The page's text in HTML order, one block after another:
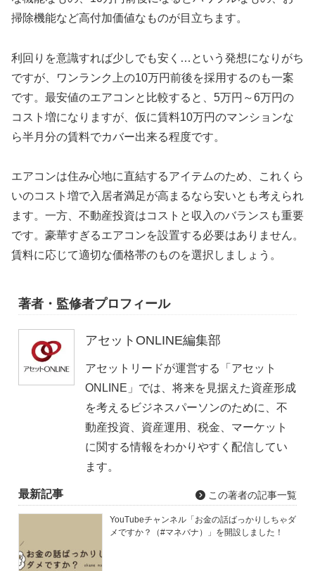
掃除機能など高付加価値なものが目立ちます。
利回りを意識すれば少しでも安く…という発想になりがち
ですが、ワンランク上の10万円前後を採用するのも一案
です。最安値のエアコンと比較すると、5万円～6万円の
コスト増になりますが、仮に賃料10万円のマンションな
ら半月分の賃料でカバー出来る程度です。
エアコンは住み心地に直結するアイテムのため、これくら
いのコスト増で入居者満足が高まるなら安いとも考えられ
ます。一方、不動産投資はコストと収入のバランスも重要
です。豪華すぎるエアコンを設置する必要はありません。
賃料に応じて適切な価格帯のものを選択しましょう。
著者・監修者プロフィール
アセットONLINE編集部
アセットリードが運営する「アセット
ONLINE」では、将来を見据えた資産形成
を考えるビジネスパーソンのために、不
動産投資、資産運用、税金、マーケット
に関する情報をわかりやすく配信してい
ます。
最新記事 この著者の記事一覧
YouTubeチャンネル「お金の話ばっかりしちゃダ
メですか？（#マネバナ）」を開設しました！